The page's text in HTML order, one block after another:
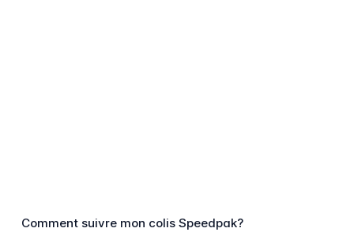
Comment suivre mon colis Speedpak?